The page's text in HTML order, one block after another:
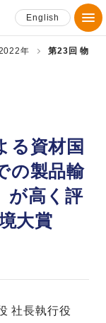
English
年 第23回 物流
る資材国
の製品輸
が高く評
大賞
社長執行役